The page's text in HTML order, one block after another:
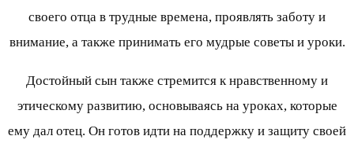
своего отца в трудные времена, проявлять заботу и
внимание, а также принимать его мудрые советы и уроки.
Достойный сын также стремится к нравственному и
этическому развитию, основываясь на уроках, которые
ему дал отец. Он готов идти на поддержку и защиту своей